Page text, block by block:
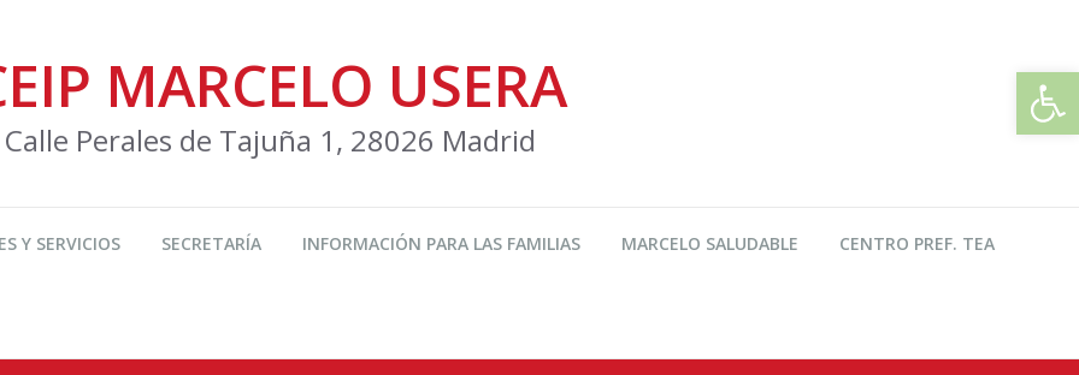
MARCELO USERA
Calle Perales de Tajuña 1, 28026 Madrid
Y SERVICIOS SECRETARÍA INFORMACIÓN PARA LAS FAMILIAS MARCELO SALUDABLE CENTRO PREF. TEA